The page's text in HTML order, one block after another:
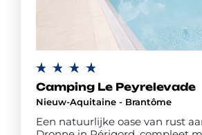
Camping Le Peyrelevade
Nieuw-Aquitaine - Brantôme
Een natuurlijke oase van rust